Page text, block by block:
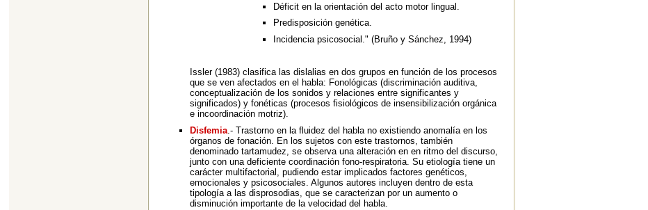
Déficit en la orientación del acto motor lingual.
Predisposición genética.
Incidencia psicosocial." (Bruño y Sánchez, 1994)
Issler (1983) clasifica las dislalias en dos grupos en función de los procesos
que se ven afectados en el habla: Fonológicas (discriminación auditiva,
conceptualización de los sonidos y relaciones entre significantes y
significados) y fonéticas (procesos fisiológicos de insensibilización orgánica
e incoordinación motriz).
Disfemia.- Trastorno en la fluidez del habla no existiendo anomalía en los
órganos de fonación. En los sujetos con este trastornos, también
denominado tartamudez, se observa una alteración en en ritmo del discurso,
junto con una deficiente coordinación fono-respiratoria. Su etiología tiene un
carácter multifactorial, pudiendo estar implicados factores genéticos,
emocionales y psicosociales. Algunos autores incluyen dentro de esta
tipología a las disprosodias, que se caracterizan por un aumento o
disminución importante de la velocidad del habla.